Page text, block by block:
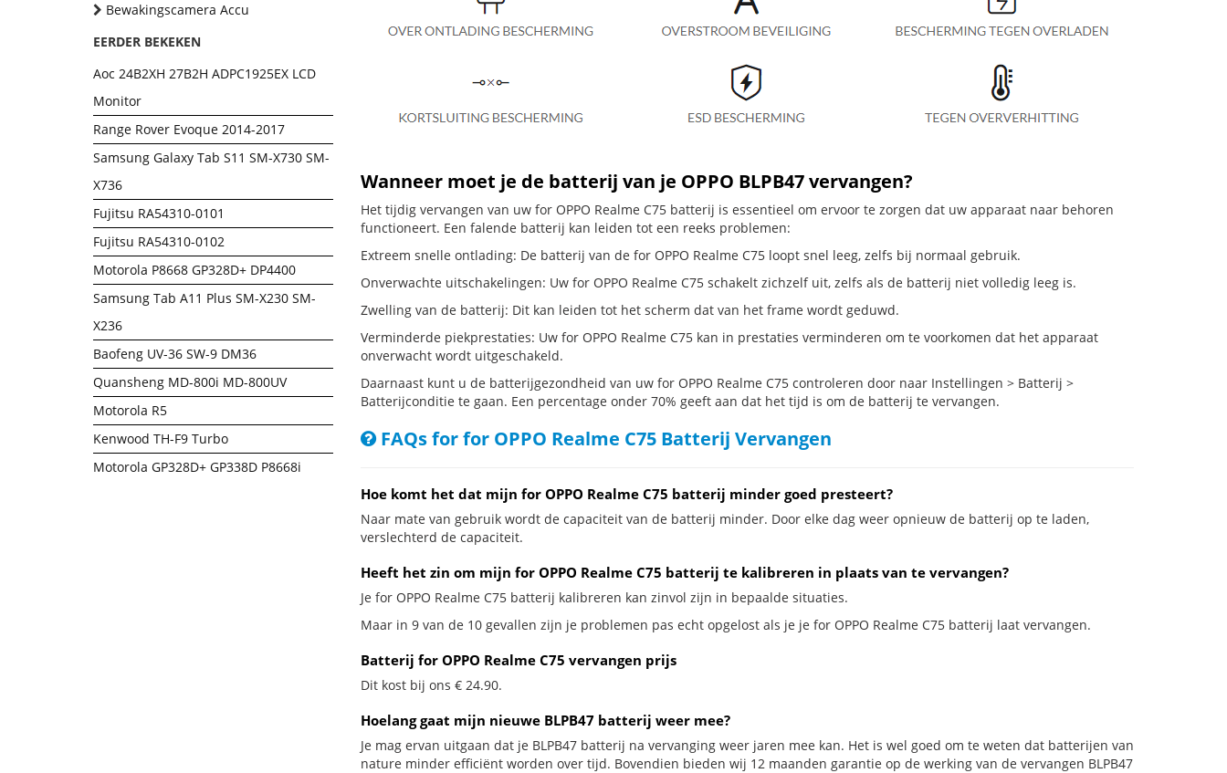
Bewakingscamera Accu
EERDER BEKEKEN
Aoc 24B2XH 27B2H ADPC1925EX LCD
Monitor
Range Rover Evoque 2014-2017
Samsung Galaxy Tab S11 SM-X730 SM-
X736
Fujitsu RA54310-0101
Fujitsu RA54310-0102
Motorola P8668 GP328D+ DP4400
Samsung Tab A11 Plus SM-X230 SM-
X236
Baofeng UV-36 SW-9 DM36
Quansheng MD-800i MD-800UV
Motorola R5
Kenwood TH-F9 Turbo
Motorola GP328D+ GP338D P8668i
Wanneer moet je de batterij van je OPPO BLPB47 vervangen?
Het tijdig vervangen van uw for OPPO Realme C75 batterij is essentieel om ervoor te zorgen dat uw apparaat naar behoren
functioneert. Een falende batterij kan leiden tot een reeks problemen:
Extreem snelle ontlading: De batterij van de for OPPO Realme C75 loopt snel leeg, zelfs bij normaal gebruik.
Onverwachte uitschakelingen: Uw for OPPO Realme C75 schakelt zichzelf uit, zelfs als de batterij niet volledig leeg is.
Zwelling van de batterij: Dit kan leiden tot het scherm dat van het frame wordt geduwd.
Verminderde piekprestaties: Uw for OPPO Realme C75 kan in prestaties verminderen om te voorkomen dat het apparaat
onverwacht wordt uitgeschakeld.
Daarnaast kunt u de batterijgezondheid van uw for OPPO Realme C75 controleren door naar Instellingen > Batterij >
Batterijconditie te gaan. Een percentage onder 70% geeft aan dat het tijd is om de batterij te vervangen.
FAQs for for OPPO Realme C75 Batterij Vervangen
Hoe komt het dat mijn for OPPO Realme C75 batterij minder goed presteert?
Naar mate van gebruik wordt de capaciteit van de batterij minder. Door elke dag weer opnieuw de batterij op te laden,
verslechterd de capaciteit.
Heeft het zin om mijn for OPPO Realme C75 batterij te kalibreren in plaats van te vervangen?
Je for OPPO Realme C75 batterij kalibreren kan zinvol zijn in bepaalde situaties.
Maar in 9 van de 10 gevallen zijn je problemen pas echt opgelost als je je for OPPO Realme C75 batterij laat vervangen.
Batterij for OPPO Realme C75 vervangen prijs
Dit kost bij ons € 24.90.
Hoelang gaat mijn nieuwe BLPB47 batterij weer mee?
Je mag ervan uitgaan dat je BLPB47 batterij na vervanging weer jaren mee kan. Het is wel goed om te weten dat batterijen van
nature minder efficiënt worden over tijd. Bovendien bieden wij 12 maanden garantie op de werking van de vervangen BLPB47